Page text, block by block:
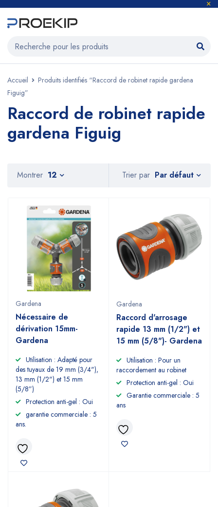
Accueil
Produits identifiés “Raccord de robinet rapide gardena
Figuig”
Raccord de robinet rapide
gardena Figuig
Trier par Par défaut
Montrer 12
Gardena
Nécessaire de
dérivation 15mm-
Gardena
Utilisation : Adapté pour
des tuyaux de 19 mm (3/4"),
13 mm (1/2") et 15 mm
(5/8”)
Protection anti-gel : Oui
garantie commerciale : 5
ans.
Gardena
Raccord d'arrosage
rapide 13 mm (1/2") et
15 mm (5/8")- Gardena
Utilisation : Pour un
raccordement au robinet
Protection anti-gel : Oui
Garantie commerciale : 5
ans